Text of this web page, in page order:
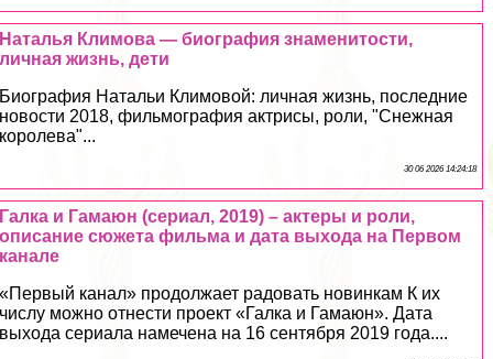
Наталья Климова — биография знаменитости,
личная жизнь, дети
Биография Натальи Климовой: личная жизнь, последние
новости 2018, фильмография актрисы, роли, "Снежная
королева"...
30 06 2026 14:24:18
Галка и Гамаюн (сериал, 2019) – актеры и роли,
описание сюжета фильма и дата выхода на Первом
канале
«Первый канал» продолжает радовать новинкам К их
числу можно отнести проект «Галка и Гамаюн». Дата
выхода сериала намечена на 16 сентября 2019 года....